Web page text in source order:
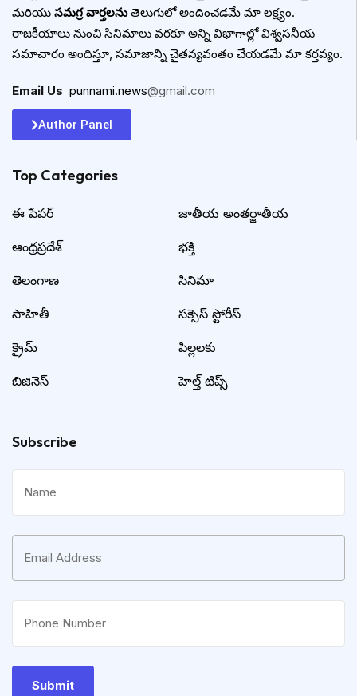
మరియు సమగ్ర వార్తలనుతెలుగులో అందించడమే మా లక్ష్యం.
రాజకీయాలు నుంచి సినిమాలు వరకూ అన్ని విభాగాల్లో విశ్వసనీయ
సమాచారం అందిస్తూ, సమాజాన్ని చైతన్యవంతం చేయడమే మా కర్తవ్యం.
Email Us punnami.news@gmail.com
Author Panel
Top Categories​
ఈ పేపర్
ఆంధ్రప్రదేశ్
తెలంగాణ
సాహితీ
క్రైమ్
బిజినెస్
జాతీయ అంతర్జాతీయ
భక్తి
సినిమా
సక్సెస్ స్టోరీస్
పిల్లలకు
హెల్త్ టిప్స్
Subscribe